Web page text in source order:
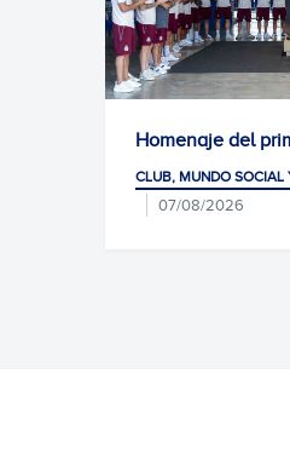
Homenaje del
CLUB, MUNDO SOCIAL
07/08/2026